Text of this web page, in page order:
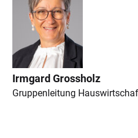
Irmgard Grossholz
Gruppenleitung